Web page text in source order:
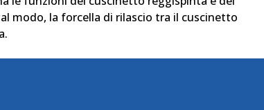
modo, la forcella di rilascio tra il cuscinetto